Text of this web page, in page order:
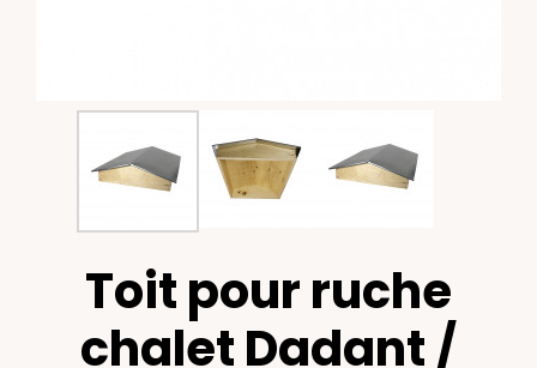
Toit pour ruche
chalet Dadant /